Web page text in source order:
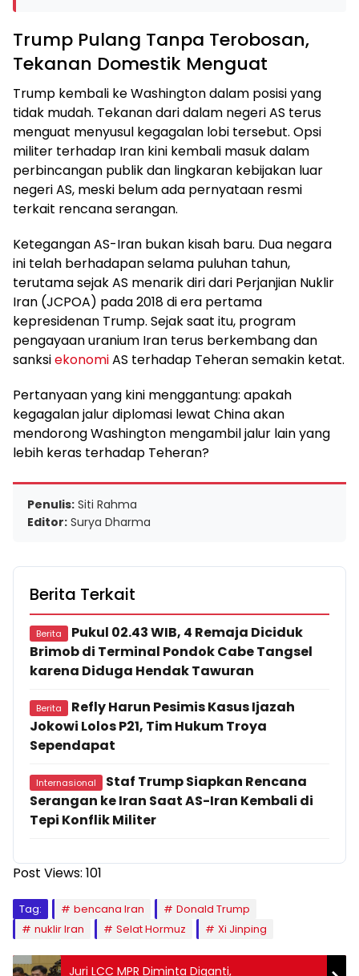
Trump Pulang Tanpa Terobosan,
Tekanan Domestik Menguat
Trump kembali ke Washington dalam posisi yang
tidak mudah. Tekanan dari dalam negeri AS terus
menguat menyusul kegagalan lobi tersebut. Opsi
militer terhadap Iran kini kembali masuk dalam
perbincangan publik dan lingkaran kebijakan luar
negeri AS, meski belum ada pernyataan resmi
terkait rencana serangan.
Ketegangan AS-Iran bukan kisah baru. Dua negara
ini telah berhadapan selama puluhan tahun,
terutama sejak AS menarik diri dari Perjanjian Nuklir
Iran (JCPOA) pada 2018 di era pertama
kepresidenan Trump. Sejak saat itu, program
pengayaan uranium Iran terus berkembang dan
sanksiekonomiAS terhadap Teheran semakin ketat.
Pertanyaan yang kini menggantung: apakah
kegagalan jalur diplomasi lewat China akan
mendorong Washington mengambil jalur lain yang
lebih keras terhadap Teheran?
Penulis: Siti Rahma
Editor: Surya Dharma
Berita Terkait
Berita
Pukul 02.43 WIB, 4 Remaja Diciduk
Brimob di Terminal Pondok Cabe Tangsel
karena Diduga Hendak Tawuran
Berita
Refly Harun Pesimis Kasus Ijazah
Jokowi Lolos P21, Tim Hukum Troya
Sependapat
Internasional
Staf Trump Siapkan Rencana
Serangan ke Iran Saat AS-Iran Kembali di
Tepi Konflik Militer
Post Views: 101
Tag: bencana Iran
Donald Trump
nuklir Iran
Selat Hormuz Xi Jinping
Juri LCC MPR Diminta Diganti,